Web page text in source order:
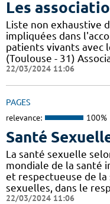
Les
Liste non exhaustive
impliquées dans
patients vivants avec
(Toulouse - 31)
22/03/2024 11:06
PAGES
relevance: 100%
Santé
La santé sexuelle
mondiale de la santé
et respectueuse de
sexuelles, dans le
22/03/2024 11:06